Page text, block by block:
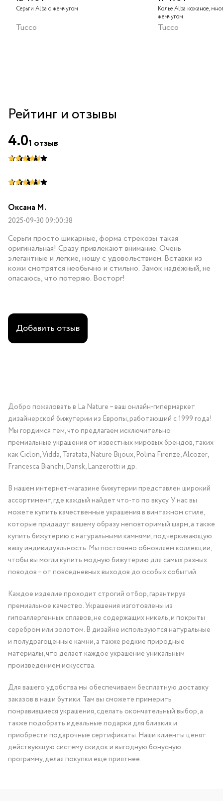
Серьги Alba с жемчугом
Tucco
Колье Alba кожаное,
жемчугом
Tucco
Рейтинг и отзывы
Оксана М.
2025-09-30 09:00:38
Серьги просто шикарные, форма стрекозы такая
оригинальная! Сразу привлекают внимание. Очень
элегантные и лёгкие, ношу с удовольствием. Вставки из
кожи смотрятся необычно и стильно. Замок надёжный, не
опасаюсь, что потеряю. Восторг!
4.01 отзыв
Добавить отзыв
Добро пожаловать в La Nature – ваш онлайн-гипермаркет
дизайнерской бижутерии из Европы, работающий с 1999 года!
Мы гордимся тем, что предлагаем исключительно
премиальные украшения от известных мировых брендов, таких
как Ciclon, Vidda, Taratata, Nature Bijoux, Polina Firenze, Alcozer,
Francesca Bianchi, Dansk, Lanzerotti и др.
В нашем интернет-магазине бижутерии представлен широкий
ассортимент, где каждый найдет что-то по вкусу. У нас вы
можете купить качественные украшения в винтажном стиле,
которые придадут вашему образу неповторимый шарм, а также
купить бижутерию с натуральными камнями, подчеркивающую
вашу индивидуальность. Мы постоянно обновляем коллекции,
чтобы вы могли купить модную бижутерию для самых разных
поводов – от повседневных выходов до особых событий.
Каждое изделие проходит строгий отбор, гарантируя
премиальное качество. Украшения изготовлены из
гипоаллергенных сплавов, не содержащих никель, и покрыты
серебром или золотом. В дизайне используются натуральные
и полудрагоценные камни, а также редкие природные
материалы, что делает каждое украшение уникальным
произведением искусства.
Для вашего удобства мы обеспечиваем бесплатную доставку
заказов в наши бутики. Там вы сможете примерить
понравившиеся украшения, сделать окончательный выбор, а
также подобрать идеальные подарки для близких и
приобрести подарочные сертификаты. Наши клиенты ценят
действующую систему скидок и выгодную бонусную
программу, делая покупки еще приятнее.